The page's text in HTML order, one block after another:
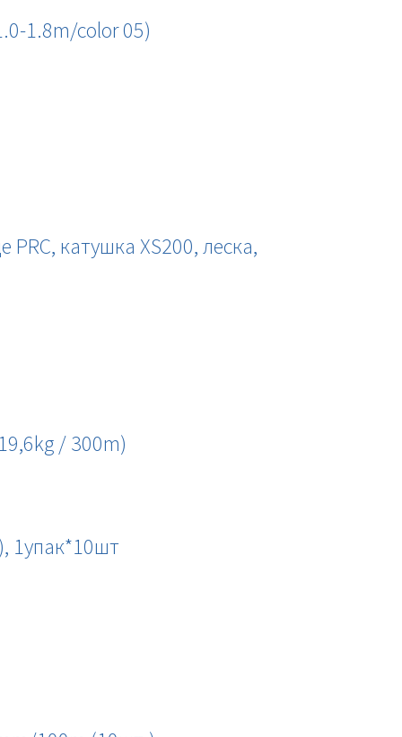
1.8m/color 05)
катушка XS200, леска,
/ 300m)
1упак*10шт